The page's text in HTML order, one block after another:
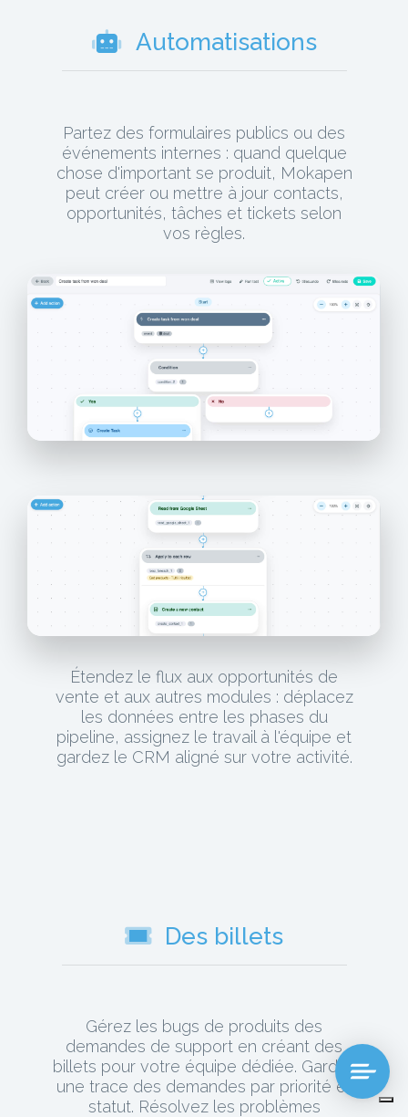
Automatisations
Partez des formulaires publics ou des
événements internes : quand quelque
chose d'important se produit, Mokapen
peut créer ou mettre à jour contacts,
opportunités, tâches et tickets selon
vos règles.
Étendez le flux aux opportunités de
vente et aux autres modules : déplacez
les données entre les phases du
pipeline, assignez le travail à l'équipe et
gardez le CRM aligné sur votre activité.
Des billets
Gérez les bugs de produits des
demandes de support en créant des
billets pour votre équipe dédiée. Gardez
une trace des demandes par priorité et
statut. Résolvez les problèmes